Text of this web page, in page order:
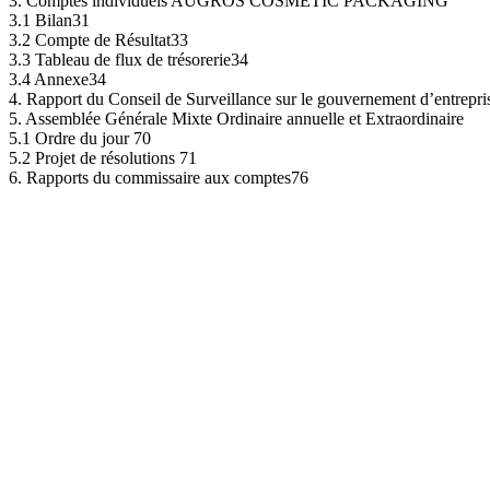
3.1 Bilan31
3.2 Compte de Résultat33
3.3 Tableau de flux de trésorerie34
3.4 Annexe34
4. Rapport du Conseil de Surveillance sur le gouvernement
5. Assemblée Générale Mixte Ordinaire annuelle et Extraordinaire
5.1 Ordre du jour 70
5.2 Projet de résolutions 71
6. Rapports du commissaire aux comptes76